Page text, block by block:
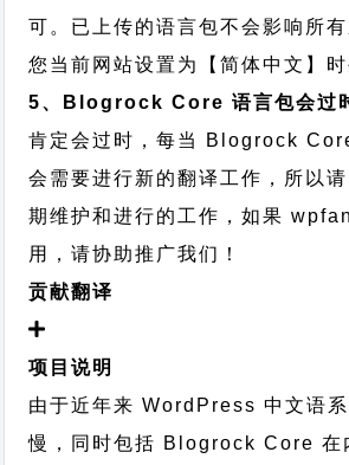
可。已上传的语言包不会影响所
您当前网站设置为【简体中文】时
5、Blogrock Core 语言包会过
肯定会过时，每当 Blogrock
会需要进行新的翻译工作，所以
期维护和进行的工作，如果
用，请协助推广我们！
贡献翻译
项目说明
由于近年来 WordPress 中文语
慢，同时包括 Blogrock Core 在